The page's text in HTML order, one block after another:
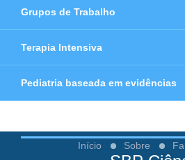
Grupos de Trabalho
Terapia Intensiva
Pediatria baseada em evidências
Início Sobre